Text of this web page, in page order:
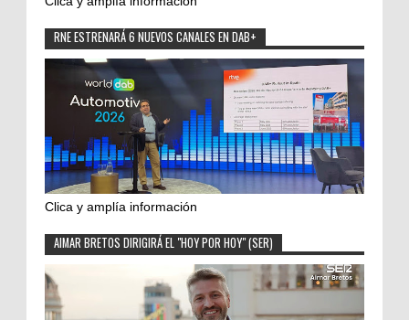
RNE ESTRENARÁ 6 NUEVOS CANALES EN DAB+
Clica y amplía información
AIMAR BRETOS DIRIGIRÁ EL "HOY POR HOY" (SER)